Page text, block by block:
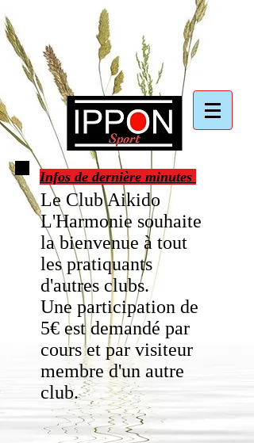
Infos de dernière minutes
Le Club Aikido
L'Harmonie souhaite
la bienvenue à tout
les pratiquants
d'autres clubs.
Une participation de
5€ est demandé par
cours et par visiteur
membre d'un autre
club.